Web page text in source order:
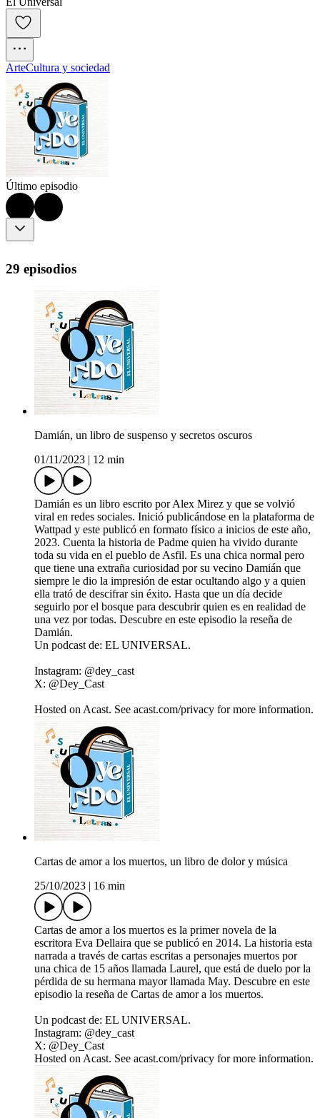
ArteCultura y sociedad
Último episodio
29 episodios
Damián, un libro de suspenso y secretos oscuros
01/11/2023
12 min
Damián es un libro escrito por Alex Mirez y que se volvió
viral en redes sociales. Inició publicándose en la plataforma de
Wattpad y este publicó en formato físico a inicios de este año,
2023. Cuenta la historia de Padme quien ha vivido durante
toda su vida en el pueblo de Asfil. Es una chica normal pero
que tiene una extraña curiosidad por su vecino Damián que
siempre le dio la impresión de estar ocultando algo y a quien
ella trató de descifrar sin éxito. Hasta que un día decide
seguirlo por el bosque para descubrir quien es en realidad de
una vez por todas. Descubre en este episodio la reseña de
Damián.
Un podcast de: EL UNIVERSAL.
Instagram: @dey_cast
X: @Dey_Cast
Hosted on Acast. See acast.com/privacy for more information.
Cartas de amor a los muertos, un libro de dolor y música
25/10/2023
16 min
Cartas de amor a los muertos es la primer novela de la
escritora Eva Dellaira que se publicó en 2014. La historia esta
narrada a través de cartas escritas a personajes muertos por
una chica de 15 años llamada Laurel, que está de duelo por la
pérdida de su hermana mayor llamada May. Descubre en este
episodio la reseña de Cartas de amor a los muertos.
Un podcast de: EL UNIVERSAL.
Instagram: @dey_cast
X: @Dey_Cast
Hosted on Acast. See acast.com/privacy for more information.